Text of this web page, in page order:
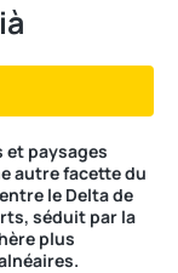
et paysages
autre facette du
le Delta de
séduit par la
plus